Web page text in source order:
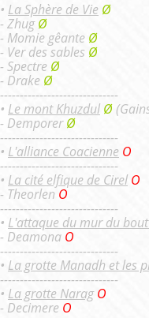
• La Sphère de Vie Ø
- Zhug Ø
- Momie gêante Ø
- Ver des sables Ø
- Spectre Ø
- Drake Ø
------------------------------
• Le mont Khuzdul Ø
- Demporer Ø
------------------------------
• L'alliance Coacienne O
------------------------------
• La cité elfique de Cirel O
- Theorlen O
------------------------------
• L'attaque du mur du
- Deamona O
------------------------------
• La grotte Manadh et les
------------------------------
• La grotte Narag O
- Decimere O